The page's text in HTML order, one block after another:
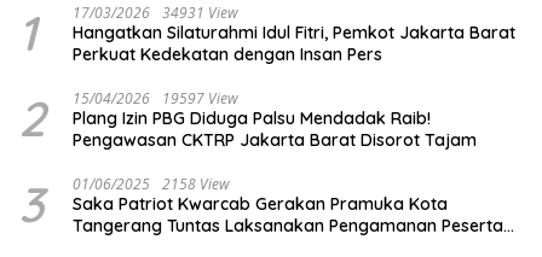
1 17/03/2026 34931 View
Hangatkan Silaturahmi Idul Fitri, Pemkot Jakarta Barat
Perkuat Kedekatan dengan Insan Pers
2 15/04/2026 19597 View
Plang Izin PBG Diduga Palsu Mendadak Raib!
Pengawasan CKTRP Jakarta Barat Disorot Tajam
3 01/06/2025 2158 View
Saka Patriot Kwarcab Gerakan Pramuka Kota
Tangerang Tuntas Laksanakan Pengamanan Peserta